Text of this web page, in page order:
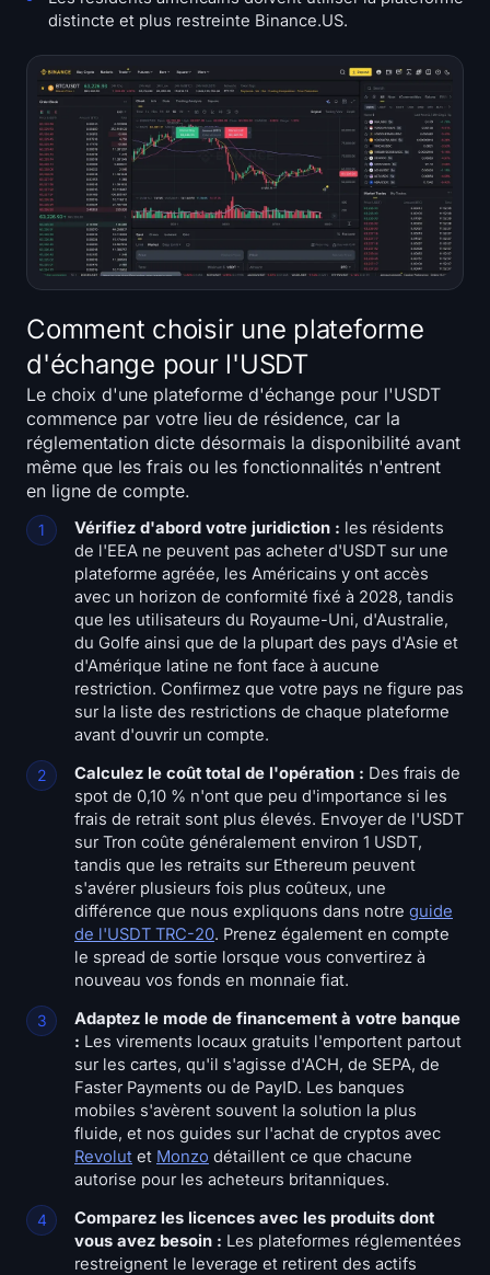
distincte et plus restreinte Binance.US.
Comment choisir une plateforme
d'échange pour l'USDT
Le choix d'une plateforme d'échange pour l'USDT
commence par votre lieu de résidence, car la
réglementation dicte désormais la disponibilité avant
même que les frais ou les fonctionnalités n'entrent
en ligne de compte.
Vérifiez d'abord votre juridiction : les résidents
de l'EEA ne peuvent pas acheter d'USDT sur une
plateforme agréée, les Américains y ont accès
avec un horizon de conformité fixé à 2028, tandis
que les utilisateurs du Royaume-Uni, d'Australie,
du Golfe ainsi que de la plupart des pays d'Asie et
d'Amérique latine ne font face à aucune
restriction. Confirmez que votre pays ne figure pas
sur la liste des restrictions de chaque plateforme
avant d'ouvrir un compte.
Calculez le coût total de l'opération : Des frais de
spot de 0,10 % n'ont que peu d'importance si les
frais de retrait sont plus élevés. Envoyer de l'USDT
sur Tron coûte généralement environ 1 USDT,
tandis que les retraits sur Ethereum peuvent
s'avérer plusieurs fois plus coûteux, une
différence que nous expliquons dans notre guide
de l'USDT TRC-20. Prenez également en compte
le spread de sortie lorsque vous convertirez à
nouveau vos fonds en monnaie fiat.
Adaptez le mode de financement à votre banque
: Les virements locaux gratuits l'emportent partout
sur les cartes, qu'il s'agisse d'ACH, de SEPA, de
Faster Payments ou de PayID. Les banques
mobiles s'avèrent souvent la solution la plus
fluide, et nos guides sur l'achat de cryptos avec
Revolut et Monzo détaillent ce que chacune
autorise pour les acheteurs britanniques.
Comparez les licences avec les produits dont
vous avez besoin : Les plateformes réglementées
restreignent le leverage et retirent des actifs